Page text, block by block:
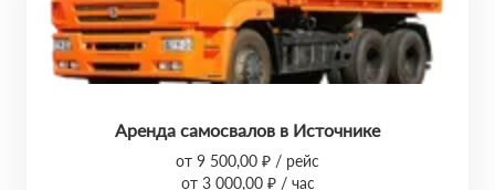
Аренда самосвалов в Источнике
от 9 500,00 ₽ / рейс
от 3 000,00 ₽ / час